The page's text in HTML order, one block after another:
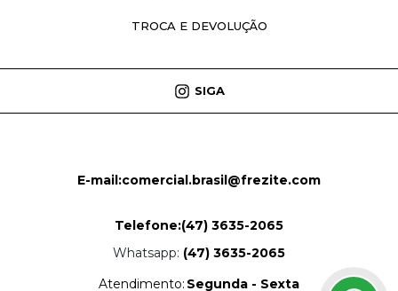
TROCA E DEVOLUÇÃO
SIGA
E-mail:comercial.brasil@frezite.com
Telefone:(47) 3635-2065
Whatsapp: (47) 3635-2065
Atendimento: Segunda - Sexta